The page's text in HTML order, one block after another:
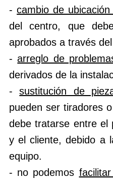
-cambio de
del centro, que
aprobados a través
-arreglo de
derivados de la
-sustitución de
pueden ser tiradores
debe tratarse entre el
y el cliente, debido a
equipo.
- no podemos